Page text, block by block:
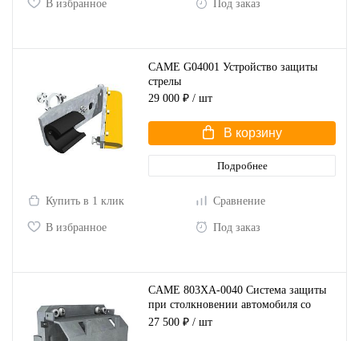
В избранное Под заказ
CAME G04001 Устройство защиты
стрелы
29 000 ₽ / шт
В корзину
Подробнее
Купить в 1 клик Сравнение
В избранное Под заказ
CAME 803XA-0040 Система защиты
при столкновении автомобиля со
стрелой для шлагбаума GPT
27 500 ₽ / шт